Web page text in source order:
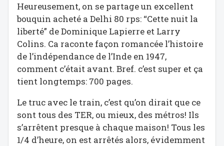
Heureusement, on se partage un excellent
bouquin acheté a Delhi 80 rps: “Cette nuit la
liberté” de Dominique Lapierre et Larry
Colins. Ca raconte façon romancée l’histoire
de l’indépendance de l’Inde en 1947,
comment c’était avant. Bref. c’est super et ça
tient longtemps: 700 pages.
Le truc avec le train, c’est qu’on dirait que ce
sont tous des TER, ou mieux, des métros! Ils
s’arrêtent presque à chaque maison! Tous les
1/4 d’heure, on est arrêtés alors, évidemment